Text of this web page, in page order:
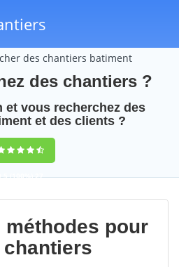
des chantiers batiment
des chantiers ?
et vous recherchez des
et des clients ?
(100%)27
votes
méthodes pour